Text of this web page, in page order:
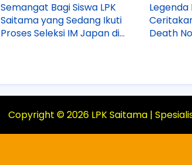
Semangat Bagi Siswa LPK
Saitama yang Sedang Ikuti
Proses Seleksi IM Japan di
Legenda
Death
Copyright ©2026 LPK Saitama |